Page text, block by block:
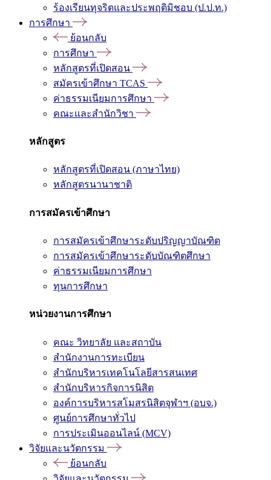
ร้องเรียนทุจริตและประพฤติมิชอบ (ป.ป.ท.)
การศึกษา
ย้อนกลับ
การศึกษา
หลักสูตรที่เปิดสอน
สมัครเข้าศึกษา TCAS
ค่าธรรมเนียมการศึกษา
คณะและสำนักวิชา
หลักสูตร
หลักสูตรที่เปิดสอน (ภาษาไทย)
หลักสูตรนานาชาติ
การสมัครเข้าศึกษา
การสมัครเข้าศึกษาระดับปริญญาบัณฑิต
การสมัครเข้าศึกษาระดับบัณฑิตศึกษา
ค่าธรรมเนียมการศึกษา
ทุนการศึกษา
หน่วยงานการศึกษา
คณะ วิทยาลัย และสถาบัน
สำนักงานการทะเบียน
สำนักบริหารเทคโนโลยีสารสนเทศ
สำนักบริหารกิจการนิสิต
องค์การบริหารสโมสรนิสิตจุฬาฯ (อบจ.)
ศูนย์การศึกษาทั่วไป
การประเมินออนไลน์ (MCV)
วิจัยและนวัตกรรม
ย้อนกลับ